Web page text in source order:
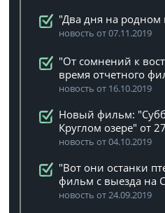
"Два дня на родном
новость от 07.11.2019
"От сомнений к
время отчетного
новость от 16.10.2019
Новый фильм:
Круглом озере" от
новость от 04.10.2019
"Вот они останки
фильм с выезда на
новость от 24.09.2019